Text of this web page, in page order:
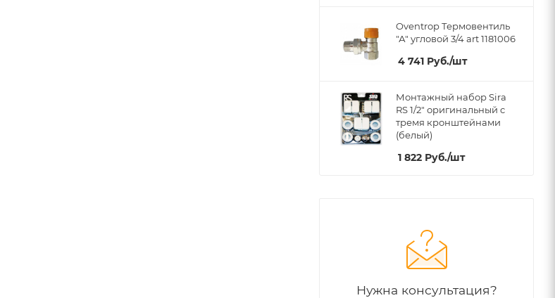
Oventrop Термовентиль
"А" угловой 3/4 art 1181006
4 741 Руб./шт
Монтажный набор Sira
RS 1/2" оригинальный c
тремя кронштейнами
(белый)
1 822 Руб./шт
Нужна консультация?